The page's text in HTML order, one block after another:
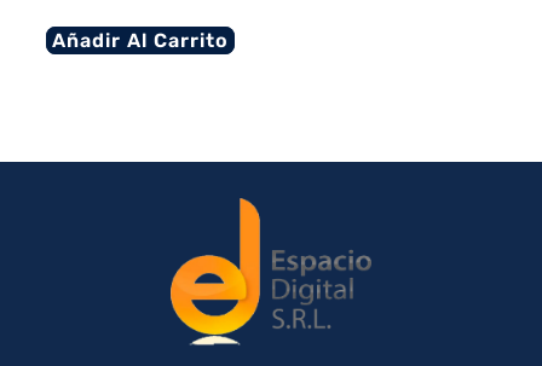
Añadir Al Carrito